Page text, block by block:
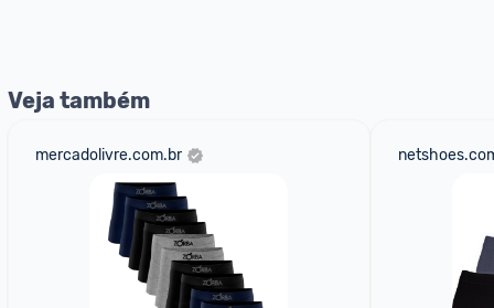
Veja também
mercadolivre.com.br